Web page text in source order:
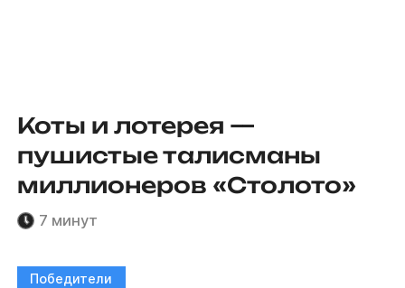
Коты и лотерея —
пушистые талисманы
миллионеров «Столото»
7 минут
Победители